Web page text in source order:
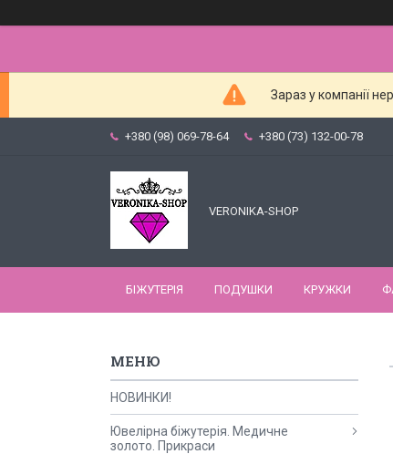
Зараз у компанії
+380 (98) 069-78-64 +380 (73) 132-00-78
VERONIKA-SHOP
БІЖУТЕРІЯ ПОДУШКИ КРУЖКИ
НОВИНКИ!
Ювелірна біжутерія. Медичне
золото. Прикраси